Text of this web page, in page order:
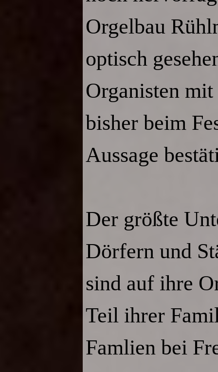
Orgelbau
optisch
Organisten
bisher beim
Aussage
Der größte
Dörfern und
sind auf ihre
Teil ihrer
Famlien bei